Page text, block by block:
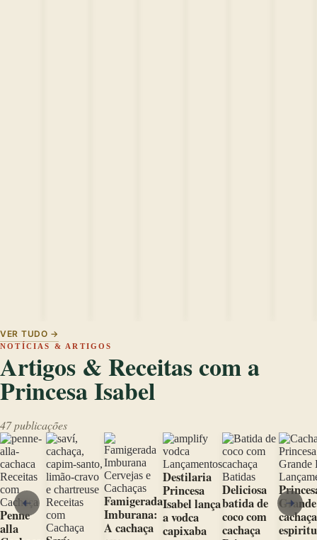
VER TUDO →
NOTÍCIAS & ARTIGOS
Artigos & Receitas com a
Princesa Isabel
47 publicações
Receitas
com
Cachaça
Penne
alla
Receitas
com
Cachaça
Cervejas e
Cachaças
Famigerada
Imburana:
A cachaça
Lançamentos
Destilaria
Princesa
Isabel lança
a vodca
capixaba
Batidas
Deliciosa
batida de
coco com
cachaça